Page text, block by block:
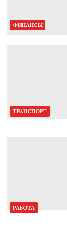
ФИНАНСЫ
ТРАНСПОРТ
РАБОТА